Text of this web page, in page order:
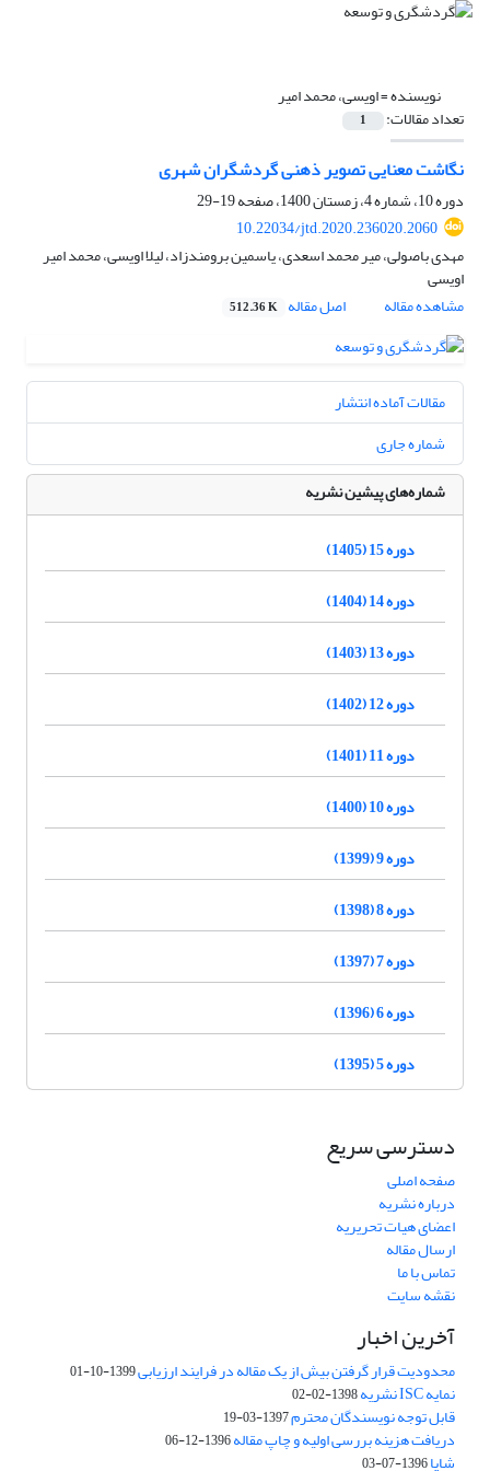
نویسنده =اویسی، محمد امیر
تعداد مقالات: 1
نگاشت معنایی تصویر ذهنی گردشگران شهری
دوره 10، شماره 4، زمستان 1400، صفحه
19-29
10.22034/jtd.2020.236020.2060
مهدی باصولی، میر محمد اسعدی، یاسمین برومندزاد، لیلا اویسی، محمد امیر
اویسی
مشاهده مقاله
اصل مقاله 512.36 K
مقالات آماده انتشار
شماره جاری
شماره‌های پیشین نشریه
دوره 15 (1405)
دوره 14 (1404)
دوره 13 (1403)
دوره 12 (1402)
دوره 11 (1401)
دوره 10 (1400)
دوره 9 (1399)
دوره 8 (1398)
دوره 7 (1397)
دوره 6 (1396)
دوره 5 (1395)
دسترسی سریع
صفحه اصلی
درباره نشریه
اعضای هیات تحریریه
ارسال مقاله
تماس با ما
نقشه سایت
آخرین اخبار
محدودیت قرار گرفتن بیش از یک مقاله در فرایند ارزیابی1399-10-01
نمایه ISC نشریه 1398-02-02
قابل توجه نویسندگان محترم1397-03-19
دریافت هزینه بررسی اولیه و چاپ مقاله1396-12-06
شاپا1396-07-03